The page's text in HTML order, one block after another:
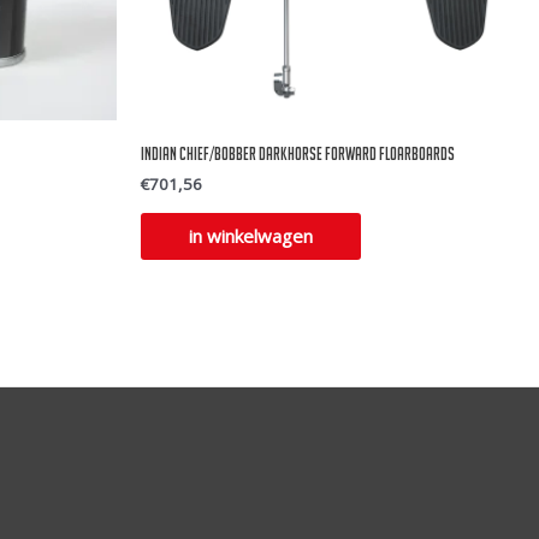
Indian Chief/Bobber Darkhorse Forward Floarboards
€701,56
in winkelwagen